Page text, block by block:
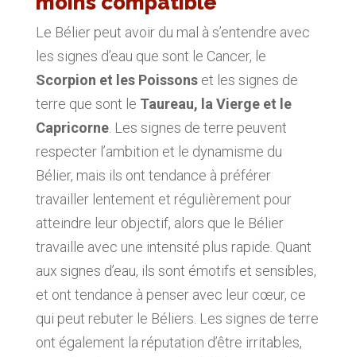
Le Bélier peut avoir du mal à s’entendre avec
les signes d’eau que sont le Cancer, le
Scorpion et les Poissonset les signes de
terre que sont le Taureau, la Vierge et le
Capricorne. Les signes de terre peuvent
respecter l’ambition et le dynamisme du
Bélier, mais ils ont tendance à préférer
travailler lentement et régulièrement pour
atteindre leur objectif, alors que le Bélier
travaille avec une intensité plus rapide. Quant
aux signes d’eau, ils sont émotifs et sensibles,
et ont tendance à penser avec leur cœur, ce
qui peut rebuter le Béliers. Les signes de terre
ont également la réputation d’être irritables,